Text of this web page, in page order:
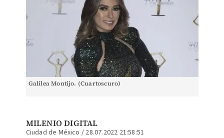
Galilea Montijo. (Cuartoscuro)
MILENIO DIGITAL
Ciudad de México / 28.07.2022 21:58:51